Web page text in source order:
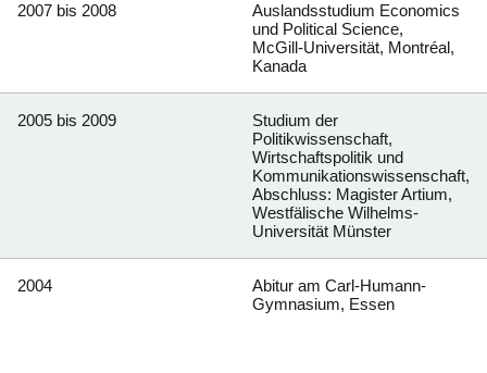
2007 bis 2008
Auslandsstudium Economics
und Political Science,
McGill-Universität, Montréal,
Kanada
2005 bis 2009
Studium der
Politikwissenschaft,
Wirtschaftspolitik und
Kommunikationswissenschaft,
Abschluss: Magister Artium,
Westfälische Wilhelms-
Universität Münster
2004
Abitur am Carl-Humann-
Gymnasium, Essen